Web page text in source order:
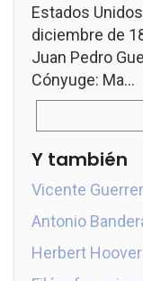
Estados
diciembre de
Juan Pedro
Cónyuge: Ma...
Y también
Vicente
Antonio
Herbert Hoover